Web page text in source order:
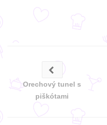
Orechový tunel s
piškótami